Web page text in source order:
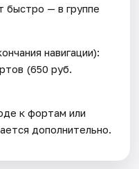
— в группе
навигации):
(650 руб.
к фортам или
дополнительно.